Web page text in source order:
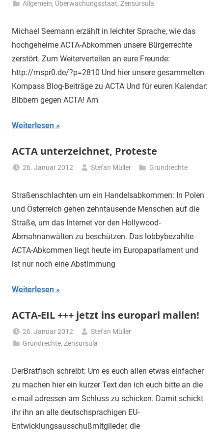
Allgemein, Überwachungsstaat,Zensursula
Michael Seemann erzählt in leichter Sprache, wie das
hochgeheime ACTA-Abkommen unsere Bürgerrechte
zerstört. Zum Weiterverteilen an eure Freunde:
http://mspr0.de/?p=2810 Und hier unsere gesammelten
Kompass Blog-Beiträge zu ACTA Und für euren Kalendar:
Bibbern gegen ACTA! Am
Weiterlesen
ACTA unterzeichnet, Proteste
26. Januar 2012 Stefan Müller Grundrechte
Straßenschlachten um ein Handelsabkommen: In Polen
und Österreich gehen zehntausende Menschen auf die
Straße, um das Internet vor den Hollywood-
Abmahnanwälten zu beschützen. Das lobbybezahlte
ACTA-Abkommen liegt heute im Europaparlament und
ist nur noch eine Abstimmung
Weiterlesen
ACTA-EIL +++ jetzt ins europarl mailen!
26. Januar 2012
Stefan Müller
Grundrechte,Zensursula
DerBratfisch schreibt: Um es euch allen etwas einfacher
zu machen hier ein kurzer Text den ich euch bitte an die
e-mail adressen am Schluss zu schicken. Damit schickt
ihr ihn an alle deutschsprachigen EU-
Entwicklungsausschußmitglieder, die